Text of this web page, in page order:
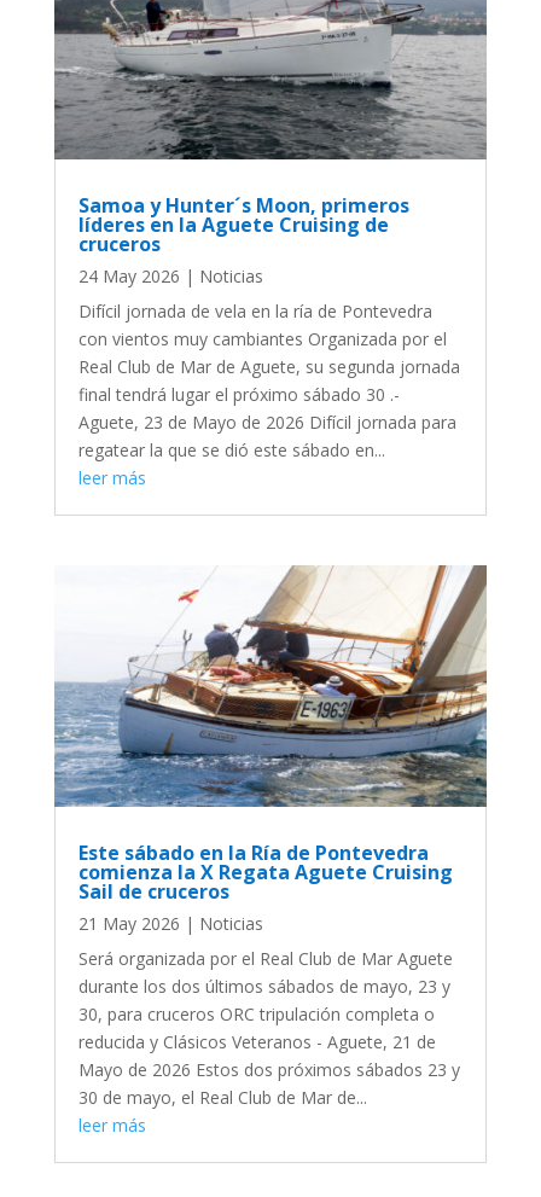
Samoa y Hunter´s Moon, primeros
líderes en la Aguete Cruising de
cruceros
24 May 2026 | Noticias
Difícil jornada de vela en la ría de Pontevedra
con vientos muy cambiantes Organizada por el
Real Club de Mar de Aguete, su segunda jornada
final tendrá lugar el próximo sábado 30 .-
Aguete, 23 de Mayo de 2026 Difícil jornada para
regatear la que se dió este sábado en...
leer más
Este sábado en la Ría de Pontevedra
comienza la X Regata Aguete Cruising
Sail de cruceros
21 May 2026 | Noticias
Será organizada por el Real Club de Mar Aguete
durante los dos últimos sábados de mayo, 23 y
30, para cruceros ORC tripulación completa o
reducida y Clásicos Veteranos - Aguete, 21 de
Mayo de 2026 Estos dos próximos sábados 23 y
30 de mayo, el Real Club de Mar de...
leer más